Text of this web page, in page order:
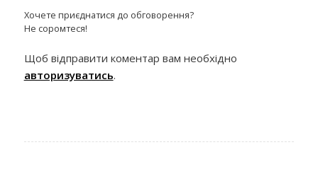
Хочете приєднатися до обговорення?
Не соромтеся!
Щоб відправити коментар вам необхідно
авторизуватись.